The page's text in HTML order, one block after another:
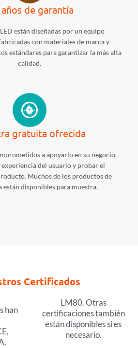
de garantía
están diseñadas por un equipo
con materiales de marca y
estándares para garantizar la más alta
calidad.
gratuita ofrecida
a apoyarlo en su negocio,
del usuario y probar el
Muchos de los productos de
están disponibles para muestra.
Certificados
han
LM80. Otras
certificaciones también
están disponibles si es
necesario.